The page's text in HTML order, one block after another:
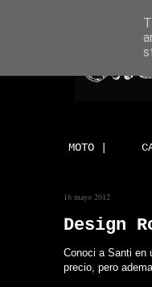
MOTO |
16 mayo 2012
Design
Conoci a Santi en
precio, pero